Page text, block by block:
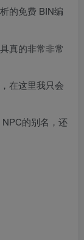
的免费 BIN编
真的非常非常
在这里我只会
NPC的别名，还